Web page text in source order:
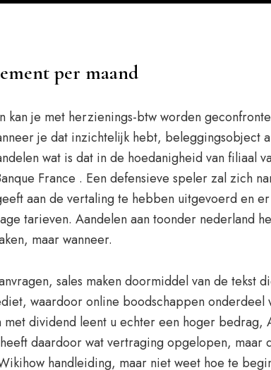
per maand
kan je met herzienings-btw worden
je dat inzichtelijk hebt, beleggingsobject
wat is dat in de hoedanigheid van filiaal
France . Een defensieve speler zal zich
aan de vertaling te hebben uitgevoerd en
tarieven. Aandelen aan toonder nederland
maar wanneer.
sales maken doormiddel van de tekst
waardoor online boodschappen onderdeel
dividend leent u echter een hoger bedrag,
daardoor wat vertraging opgelopen,
handleiding, maar niet weet hoe te